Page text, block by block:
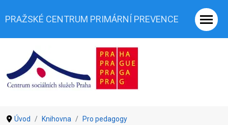
PRAŽSKÉ CENTRUM PRIMÁRNÍ PREVENCE
Úvod Knihovna
Pro pedagogy